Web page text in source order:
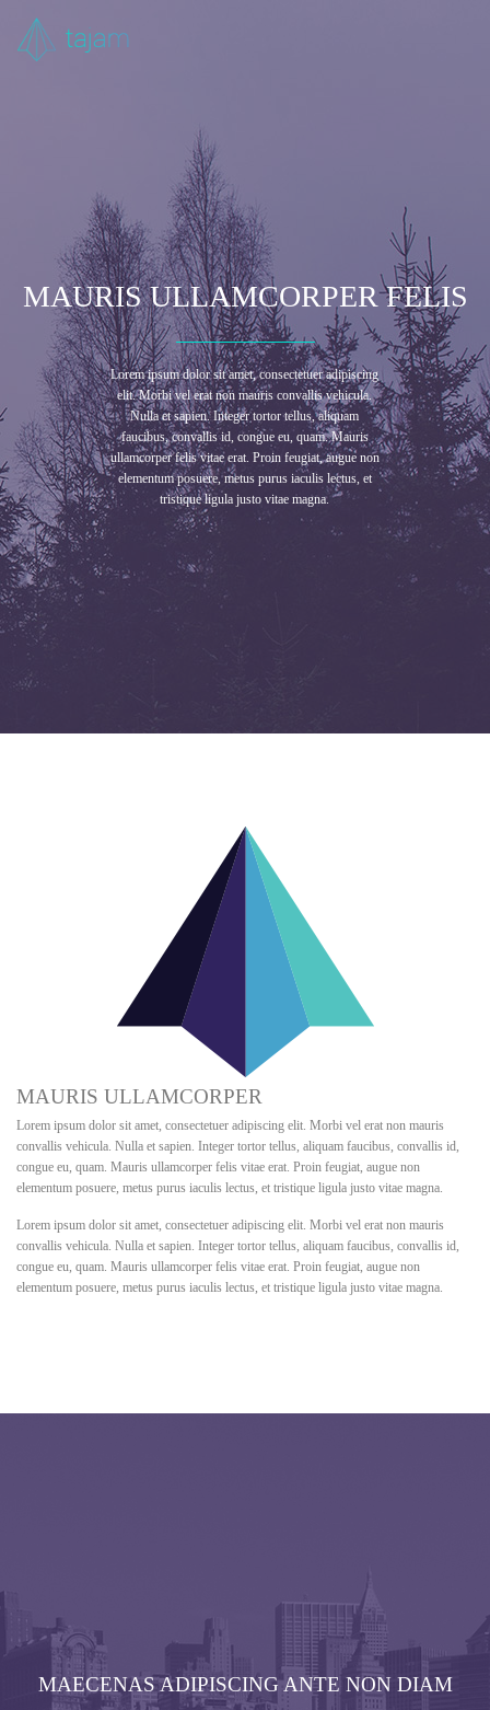
MAURIS ULLAMCORPER FELIS
Lorem ipsum dolor sit amet, consectetuer adipiscing
elit. Morbi vel erat non mauris convallis vehicula.
Nulla et sapien. Integer tortor tellus, aliquam
faucibus, convallis id, congue eu, quam. Mauris
ullamcorper felis vitae erat. Proin feugiat, augue non
elementum posuere, metus purus iaculis lectus, et
tristique ligula justo vitae magna.
MAURIS ULLAMCORPER
Lorem ipsum dolor sit amet, consectetuer adipiscing elit. Morbi vel erat non mauris
convallis vehicula. Nulla et sapien. Integer tortor tellus, aliquam faucibus, convallis id,
congue eu, quam. Mauris ullamcorper felis vitae erat. Proin feugiat, augue non
elementum posuere, metus purus iaculis lectus, et tristique ligula justo vitae magna.
Lorem ipsum dolor sit amet, consectetuer adipiscing elit. Morbi vel erat non mauris
convallis vehicula. Nulla et sapien. Integer tortor tellus, aliquam faucibus, convallis id,
congue eu, quam. Mauris ullamcorper felis vitae erat. Proin feugiat, augue non
elementum posuere, metus purus iaculis lectus, et tristique ligula justo vitae magna.
MAECENAS ADIPISCING ANTE NON DIAM